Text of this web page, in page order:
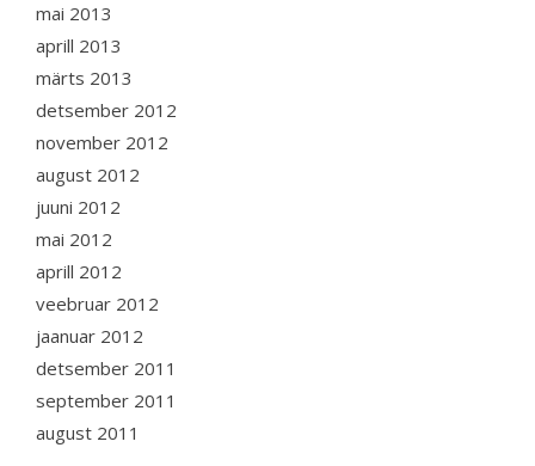
mai 2013
aprill 2013
märts 2013
detsember 2012
november 2012
august 2012
juuni 2012
mai 2012
aprill 2012
veebruar 2012
jaanuar 2012
detsember 2011
september 2011
august 2011